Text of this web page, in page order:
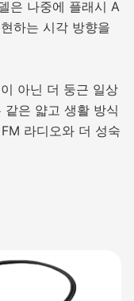
은 나중에 플래시 A
하는 시각 방향을
아닌 더 둥근 일상
은 얇고 생활 방식
라디오와 더 성숙